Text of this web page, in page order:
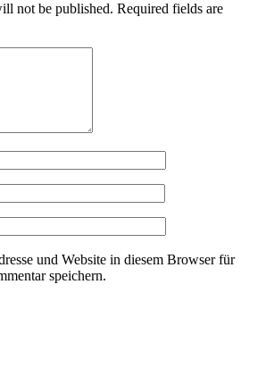
not be published. Required fields are
und Website in diesem Browser für
speichern.